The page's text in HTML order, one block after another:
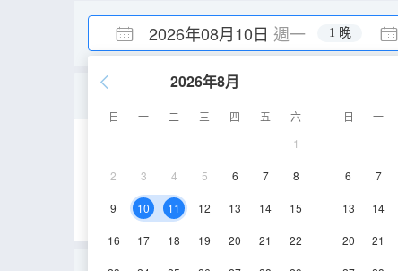
2026年08月10日 週一 1 晚
2026年8月
日 一 二 三 四 五
六
1
2 3 4 5 6 7 8
9 10 11 12 13 14 15
16 17 18 19 20 21 22
日 一
6 7
13 14
20 21